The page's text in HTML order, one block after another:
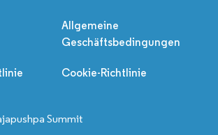
Allgemeine
Geschäftsbedingungen
Cookie-Richtlinie
Summit